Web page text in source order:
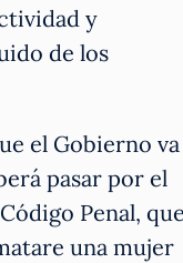
y
de los
el Gobierno va
pasar por el
Penal,
una mujer